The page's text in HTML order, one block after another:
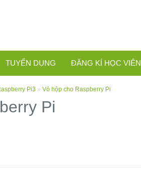
TUYỂN DỤNG ĐĂNG KÍ HỌC VIÊN
Pi3 » Vỏ hộp cho Raspberry Pi
Pi